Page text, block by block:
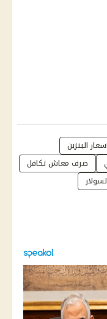
البنزين
صرف معاش تكافل